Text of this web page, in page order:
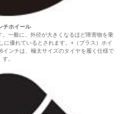
チホイール
一般に、外径が大きくなるほど障害物を乗
に優れているとされます。+（プラス）ホイ
インチは、極太サイズのタイヤを履く仕様で
す。